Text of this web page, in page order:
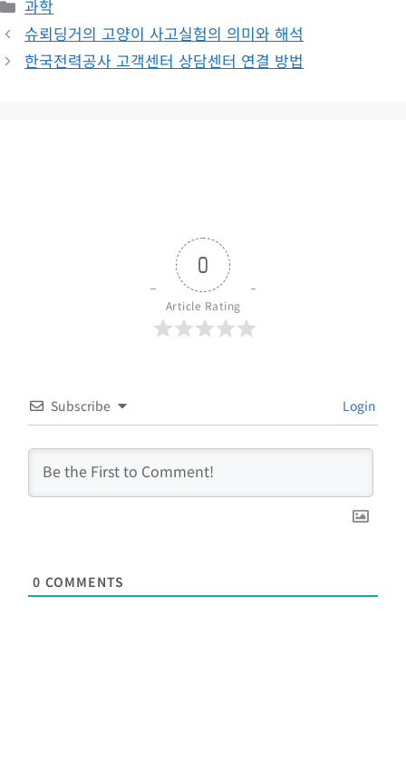
테
고
리
과학
슈뢰딩거의 고양이 사고실험의 의미와 해석
한국전력공사 고객센터 상담센터 연결 방법
0
Article Rating
Subscribe Login
0 COMMENTS